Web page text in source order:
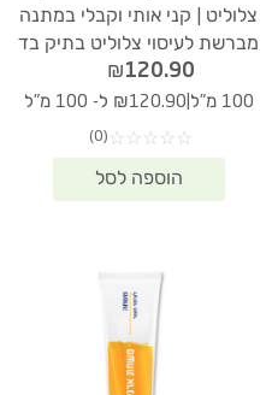
צלוליט | קני אותי וקבלי במתנה
מברשת לעיסוי צלוליט בתיק בד
₪120.90
100 מ"ל ₪120.90 ל- 100 מ"ל
☆
☆
☆
☆
☆
(0)